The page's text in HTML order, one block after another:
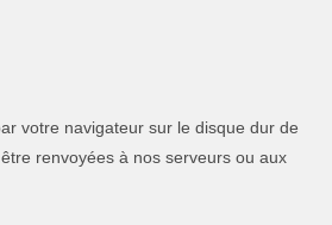
votre navigateur sur le disque dur de
renvoyées à nos serveurs ou aux